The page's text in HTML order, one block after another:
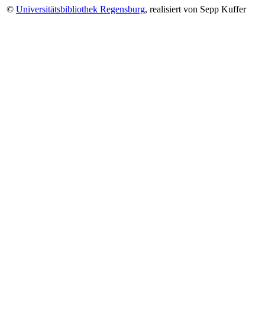
© Universitätsbibliothek Regensburg, realisiert von Sepp Kuffer